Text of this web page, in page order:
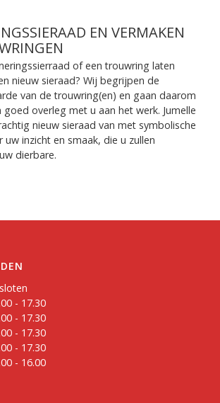
EN VERMAKEN
of een trouwring laten
nieuw sieraad? Wij begrijpen de
van de trouwring(en) en gaan daarom
goed overleg met u aan het werk. Jumelle
nieuw sieraad van met symbolische
uw inzicht en smaak, die u zullen
dierbare.
- 17.30
- 17.30
- 17.30
- 17.30
- 16.00